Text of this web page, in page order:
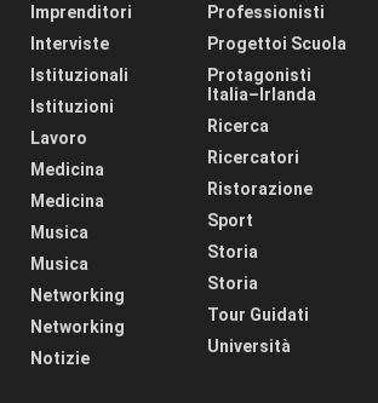
Imprenditori
Interviste
Istituzionali
Istituzioni
Lavoro
Medicina
Medicina
Musica
Musica
Networking
Networking
Notizie
Professionisti
Progettoi Scuola
Protagonisti
Italia–Irlanda
Ricerca
Ricercatori
Ristorazione
Sport
Storia
Storia
Tour Guidati
Università